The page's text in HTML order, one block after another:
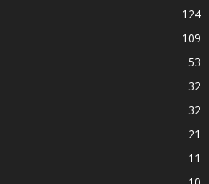
124
109
53
32
32
21
11